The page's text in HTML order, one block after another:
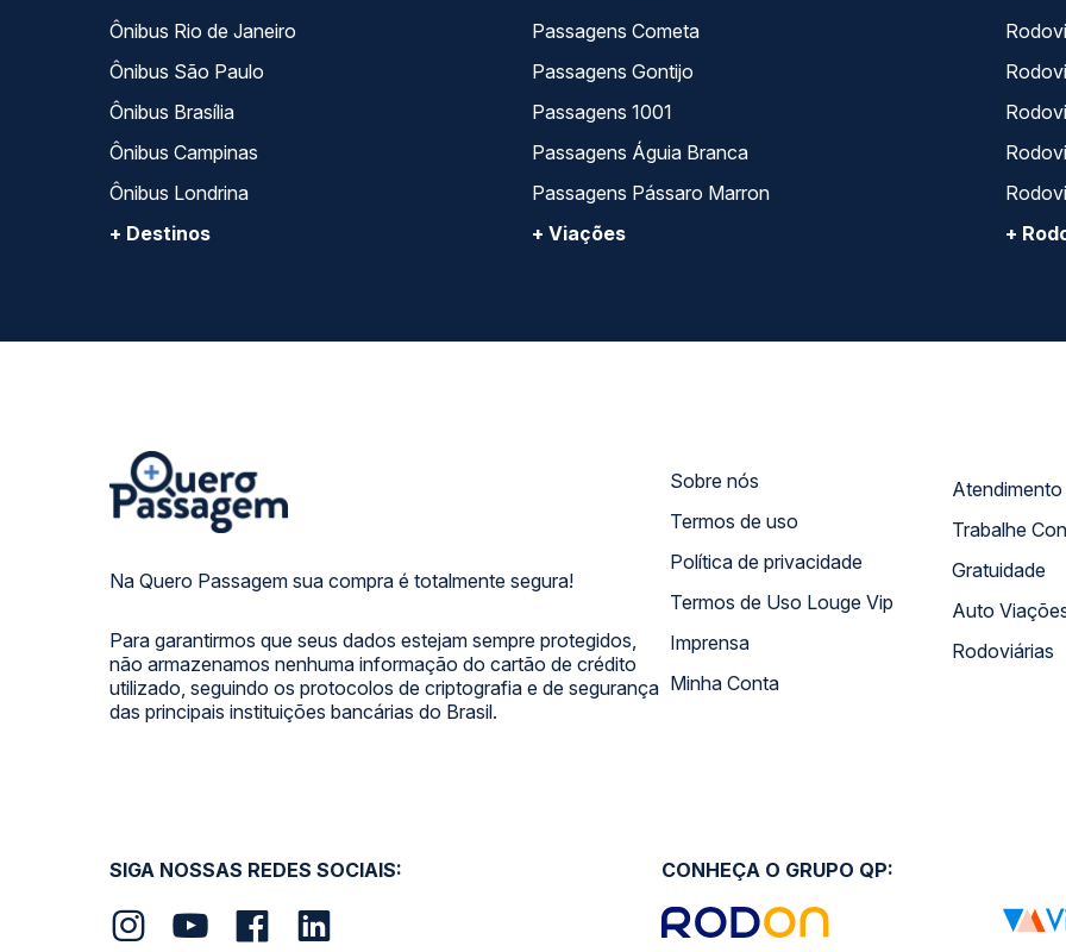
Ônibus Rio de Janeiro
Ônibus São Paulo
Ônibus Brasília
Ônibus Campinas
Ônibus Londrina
+ Destinos
Passagens Cometa
Passagens Gontijo
Passagens 1001
Passagens Águia Branca
Passagens Pássaro Marron
+ Viações
+
Na Quero Passagem sua compra é totalmente segura!
Para garantirmos que seus dados estejam sempre protegidos,
não armazenamos nenhuma informação do cartão de crédito
utilizado, seguindo os protocolos de criptografia e de segurança
das principais instituições bancárias do Brasil.
Sobre nós
Termos de uso
Política de privacidade
Termos de Uso Louge Vip
Imprensa
Minha Conta
Trabalhe
Gratuidade
Auto
Rodoviárias
SIGA NOSSAS REDES SOCIAIS: CONHEÇA O GRUPO QP: